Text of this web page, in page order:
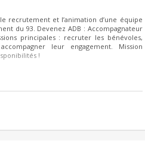
recrutement et l’animation d’une équipe
du 93. Devenez ADB : Accompagnateur
principales : recruter les bénévoles,
leur engagement. Mission
!